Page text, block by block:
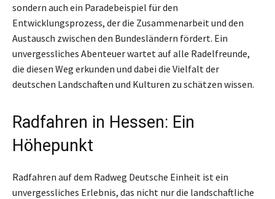
sondern auch ein Paradebeispiel für den
Entwicklungsprozess, der die Zusammenarbeit und den
Austausch zwischen den Bundesländern fördert. Ein
unvergessliches Abenteuer wartet auf alle Radelfreunde,
die diesen Weg erkunden und dabei die Vielfalt der
deutschen Landschaften und Kulturen zu schätzen wissen.
Radfahren in Hessen: Ein
Höhepunkt
Radfahren auf dem Radweg Deutsche Einheit ist ein
unvergessliches Erlebnis, das nicht nur die landschaftliche